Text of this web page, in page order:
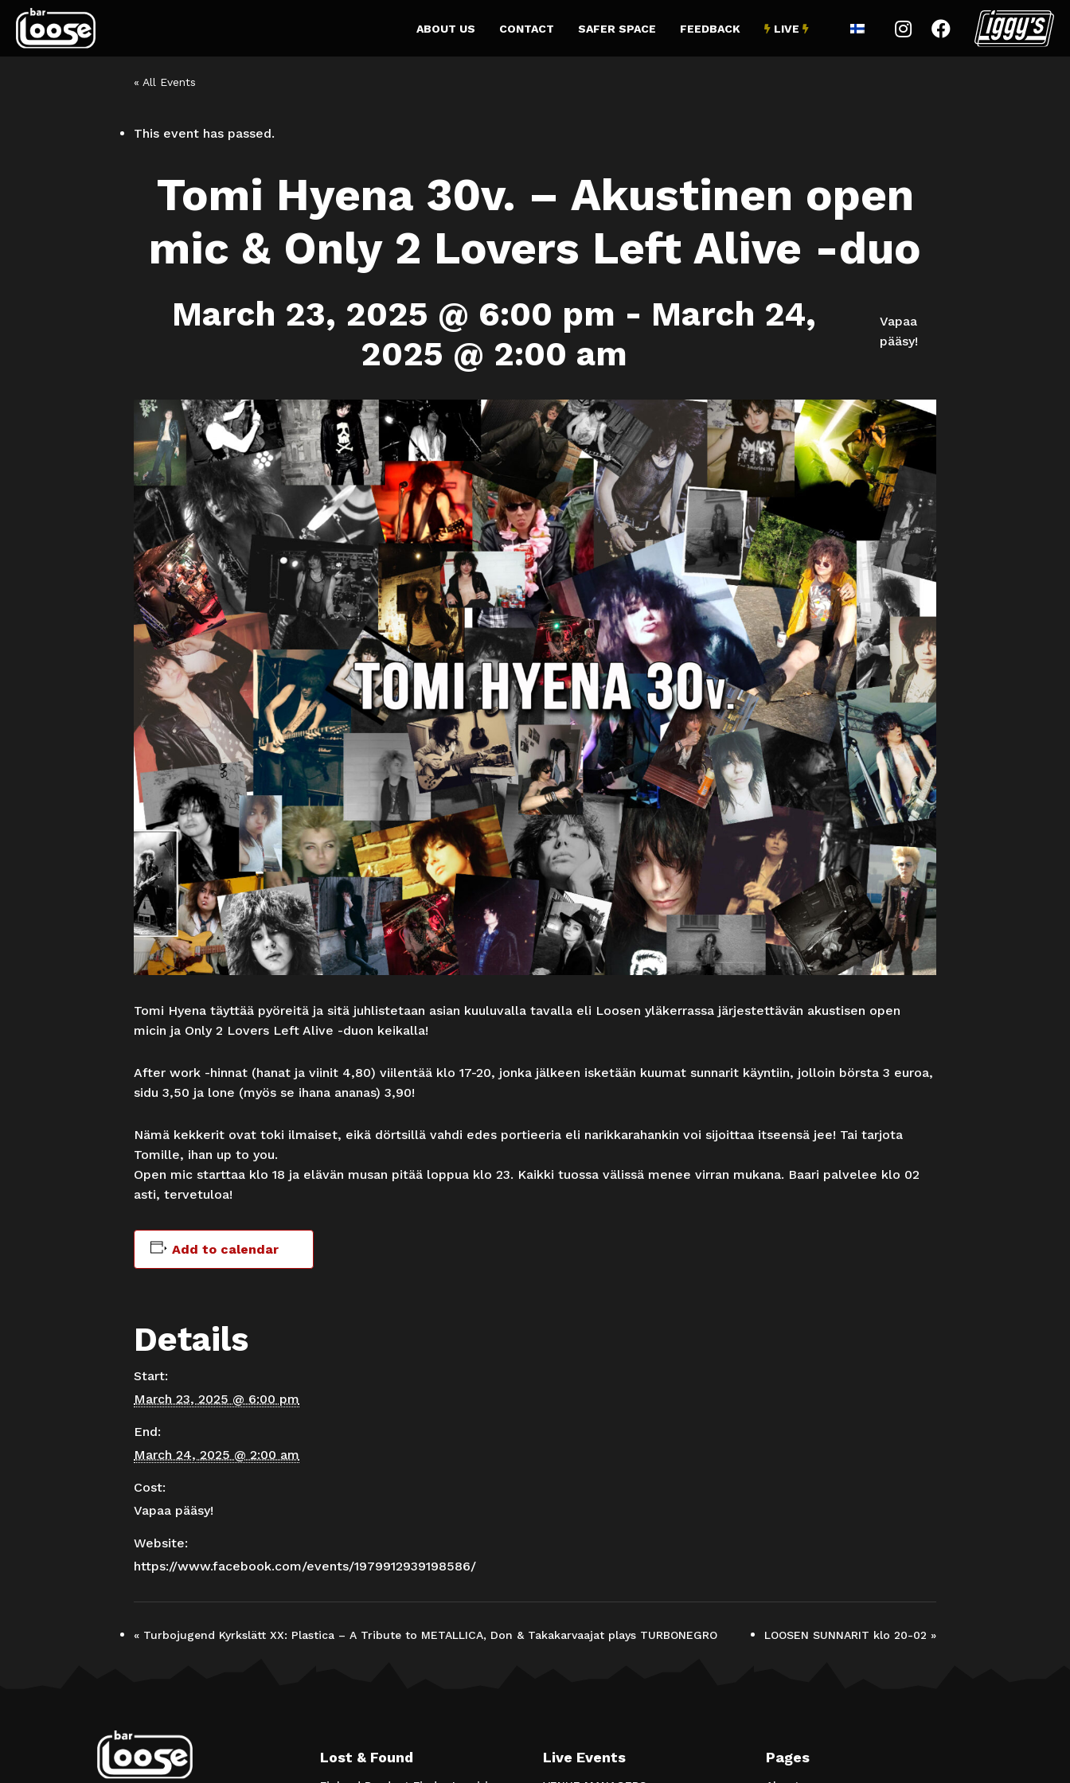
ABOUT US CONTACT SAFER SPACE FEEDBACK  LIVE   
« All Events
This event has passed.
Tomi Hyena 30v. – Akustinen open
mic & Only 2 Lovers Left Alive -duo
March 23, 2025 @ 6:00 pm - March 24,
2025 @ 2:00 am
Vapaa
pääsy!
Tomi Hyena täyttää pyöreitä ja sitä juhlistetaan asian kuuluvalla tavalla eli Loosen yläkerrassa järjestettävän akustisen open
micin ja Only 2 Lovers Left Alive -duon keikalla!
After work -hinnat (hanat ja viinit 4,80) viilentää klo 17-20, jonka jälkeen isketään kuumat sunnarit käyntiin, jolloin börsta 3 euroa,
sidu 3,50 ja lone (myös se ihana ananas) 3,90!
Nämä kekkerit ovat toki ilmaiset, eikä dörtsillä vahdi edes portieeria eli narikkarahankin voi sijoittaa itseensä jee! Tai tarjota
Tomille, ihan up to you.
Open mic starttaa klo 18 ja elävän musan pitää loppua klo 23. Kaikki tuossa välissä menee virran mukana. Baari palvelee klo 02
asti, tervetuloa!
Add to calendar
Details
Start:
March 23, 2025 @ 6:00 pm
End:
March 24, 2025 @ 2:00 am
Cost:
Vapaa pääsy!
Website:
https://www.facebook.com/events/1979912939198586/
« Turbojugend Kyrkslätt XX: Plastica – A Tribute to METALLICA, Don & Takakarvaajat plays TURBONEGRO LOOSEN SUNNARIT klo 20-02 »
Lost & Found Live Events Pages